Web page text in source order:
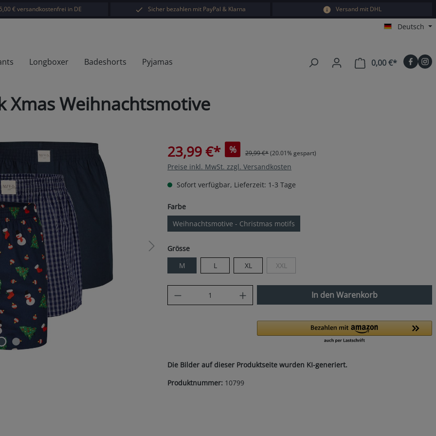
€ versandkostenfrei in DE Sicher bezahlen mit PayPal & Klarna Versand mit DHL
Deutsch
Longboxer Badeshorts Pyjamas 0,00 €*Warenkorb
Xmas Weihnachtsmotive
23,99 €* % 29,99 €*(20.01% gespart)
Preise inkl. MwSt. zzgl. Versandkosten
Sofort verfügbar, Lieferzeit: 1-3 Tage
Farbeauswählen
Weihnachtsmotive - Christmas motifs
Grösseauswählen
M
L XL XXL(Diese Option ist zurzeit nicht verfügbar.)
Produkt Anzahl: Gib den gewünschten Wert
In den Warenkorb
Die Bilder auf dieser Produktseite wurden KI-generiert.
Produktnummer: 10799